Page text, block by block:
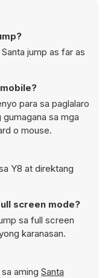
jump as far as
para sa paglalaro
sa mga
o mouse.
Y8 at direktang
screen mode?
sa full screen
karanasan.
aming Santa